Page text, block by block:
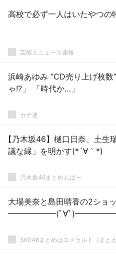
高校で必ず一人はいたやつの
芸能人ニュース速報
浜崎あゆみ “CD売り上げ枚
ゃ!?」 「時代か…」
カナ速
【乃木坂46】樋口日奈、土生
議な縁」を明かす(*´∀｀*)
乃木坂46まとめんばー
大場美奈と島田晴香の2ショ
━━━━━━(ﾟ∀ﾟ
SKE48まとめはエメラルド（まとえ